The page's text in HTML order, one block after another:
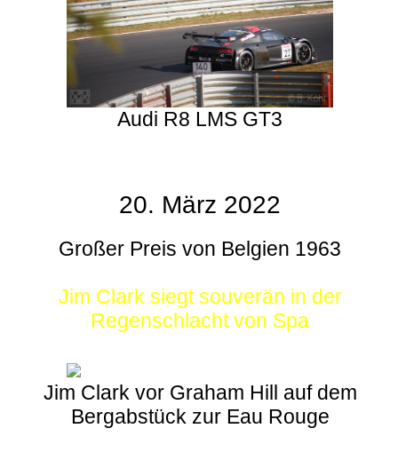
Audi R8 LMS GT3
20. März 2022
Großer Preis von Belgien 1963
Jim Clark siegt souverän in der
Regenschlacht von Spa
Jim Clark vor Graham Hill auf dem
Bergabstück zur Eau Rouge